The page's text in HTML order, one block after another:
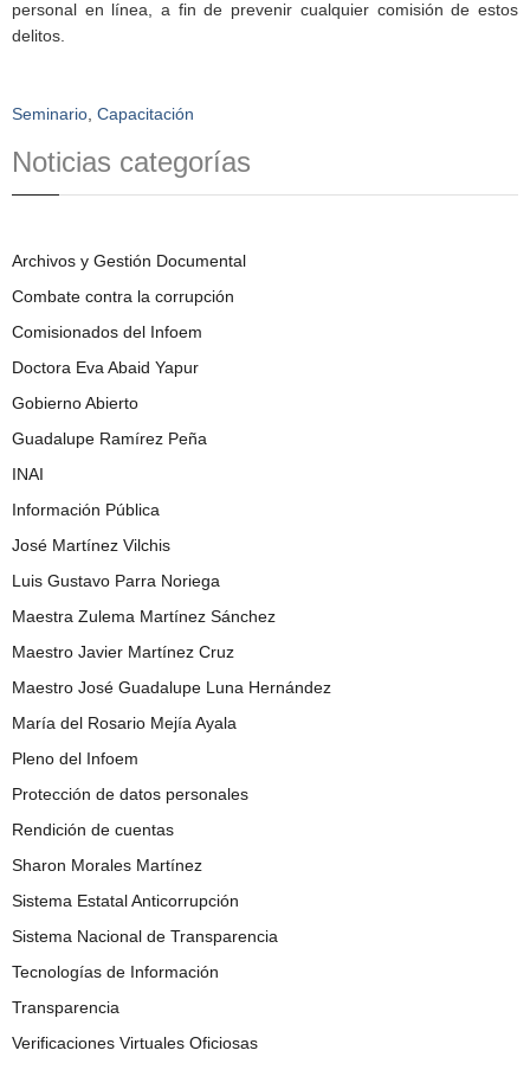
personal en línea, a fin de prevenir cualquier comisión de estos
delitos.
Seminario, Capacitación
Noticias categorías
Archivos y Gestión Documental
Combate contra la corrupción
Comisionados del Infoem
Doctora Eva Abaid Yapur
Gobierno Abierto
Guadalupe Ramírez Peña
INAI
Información Pública
José Martínez Vilchis
Luis Gustavo Parra Noriega
Maestra Zulema Martínez Sánchez
Maestro Javier Martínez Cruz
Maestro José Guadalupe Luna Hernández
María del Rosario Mejía Ayala
Pleno del Infoem
Protección de datos personales
Rendición de cuentas
Sharon Morales Martínez
Sistema Estatal Anticorrupción
Sistema Nacional de Transparencia
Tecnologías de Información
Transparencia
Verificaciones Virtuales Oficiosas